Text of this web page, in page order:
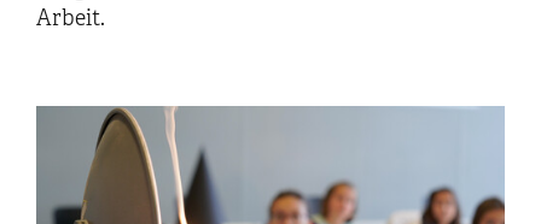
Arbeit.